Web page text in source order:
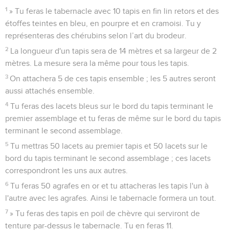
1 » Tu feras le tabernacle avec 10 tapis en fin lin retors et des
étoffes teintes en bleu, en pourpre et en cramoisi. Tu y
représenteras des chérubins selon l’art du brodeur.
2 La longueur d'un tapis sera de 14 mètres et sa largeur de 2
mètres. La mesure sera la même pour tous les tapis.
3 On attachera 5 de ces tapis ensemble ; les 5 autres seront
aussi attachés ensemble.
4 Tu feras des lacets bleus sur le bord du tapis terminant le
premier assemblage et tu feras de même sur le bord du tapis
terminant le second assemblage.
5 Tu mettras 50 lacets au premier tapis et 50 lacets sur le
bord du tapis terminant le second assemblage ; ces lacets
correspondront les uns aux autres.
6 Tu feras 50 agrafes en or et tu attacheras les tapis l'un à
l'autre avec les agrafes. Ainsi le tabernacle formera un tout.
7 » Tu feras des tapis en poil de chèvre qui serviront de
tenture par-dessus le tabernacle. Tu en feras 11.